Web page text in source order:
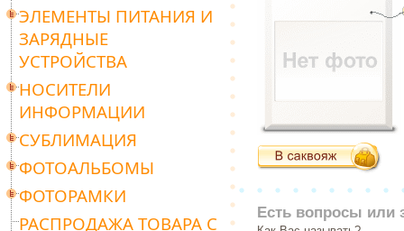
ЭЛЕМЕНТЫ ПИТАНИЯ И
ЗАРЯДНЫЕ
УСТРОЙСТВА
НОСИТЕЛИ
ИНФОРМАЦИИ
СУБЛИМАЦИЯ
ФОТОАЛЬБОМЫ
ФОТОРАМКИ
РАСПРОДАЖА ТОВАРА С
Есть вопросы или